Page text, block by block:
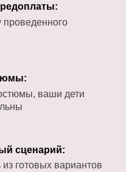
ваши дети
сценарий:
готовых вариантов